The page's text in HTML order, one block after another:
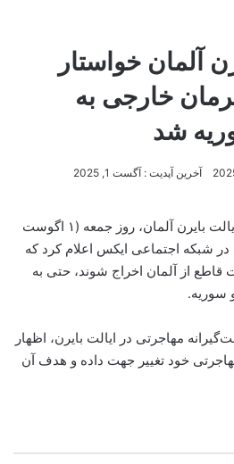
آلمان خواستار
خارجی به
شد
آخرین آپدیت : آگست 1, 2025
مارکوس زودر، نخست‌وزیر ایالت بایرن آلمان، روز جمعه (۱ اگوست
در شبکه اجتماعی ایکس اعلام کرد که
از آلمان اخراج شوند، حتی به
سوریه.
مهاجرتی در ایالت بایرن، اظهار
خود تغییر جهت داده و هدف آن